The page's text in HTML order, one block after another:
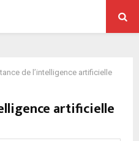
de l’intelligence artificielle
artificielle